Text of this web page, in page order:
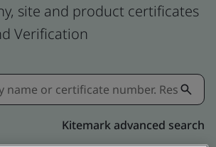
site and product certificates
Verification
Kitemark advanced search